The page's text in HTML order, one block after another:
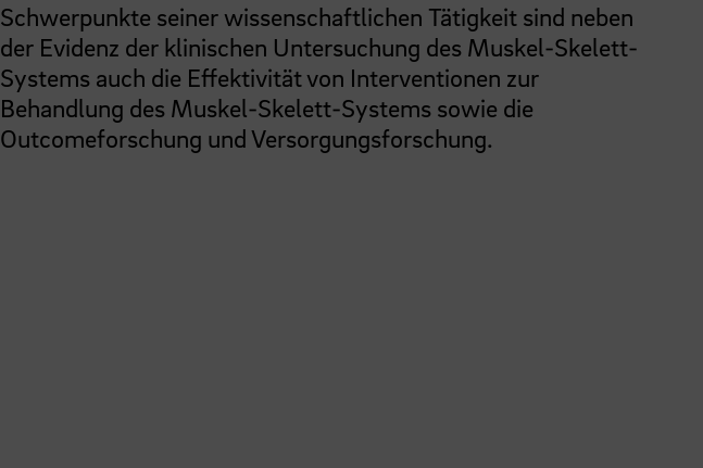
Schwerpunkte seiner wissenschaftlichen Tätigkeit sind neben
der Evidenz der klinischen Untersuchung des Muskel-Skelett-
Systems auch die Effektivität von Interventionen zur
Behandlung des Muskel-Skelett-Systems sowie die
Outcomeforschung und Versorgungsforschung.